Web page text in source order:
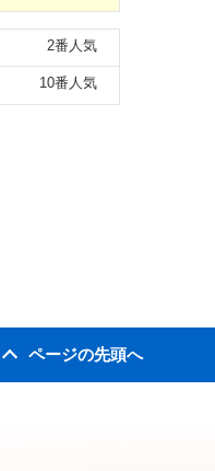
2番人気
10番人気
ページの先頭へ